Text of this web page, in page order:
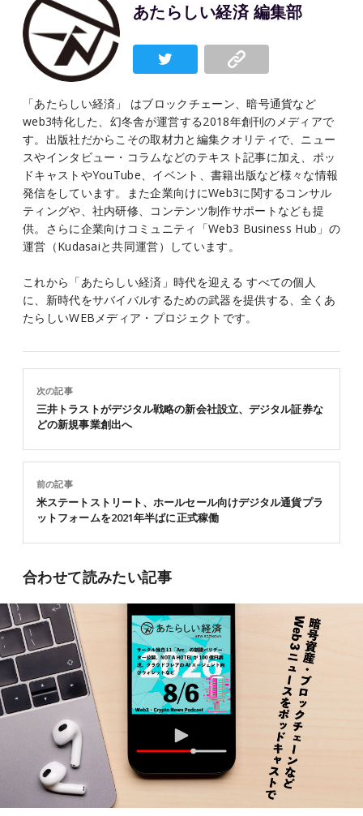
あたらしい経済 編集部
「あたらしい経済」 はブロックチェーン、暗号通貨など
web3特化した、幻冬舎が運営する2018年創刊のメディアで
す。出版社だからこその取材力と編集クオリティで、ニュー
スやインタビュー・コラムなどのテキスト記事に加え、ポッ
ドキャストやYouTube、イベント、書籍出版など様々な情報
発信をしています。また企業向けにWeb3に関するコンサル
ティングや、社内研修、コンテンツ制作サポートなども提
供。さらに企業向けコミュニティ「Web3 Business Hub」の
運営（Kudasaiと共同運営）しています。
これから「あたらしい経済」時代を迎える すべての個人
に、新時代をサバイバルするための武器を提供する、全くあ
たらしいWEBメディア・プロジェクトです。
前の記事
米ステートストリート、ホールセール向けデジタル通貨プラ
ットフォームを2021年半ばに正式稼働
次の記事
三井トラストがデジタル戦略の新会社設立、デジタル証券な
どの新規事業創出へ
合わせて読みたい記事